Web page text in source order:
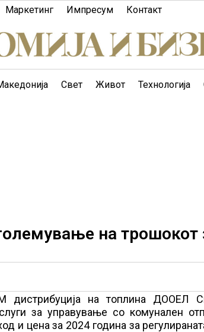
Маркетинг Импресум Контакт
Свет Живот Технологија
на трошокот
дистрибуција на топлина ДООЕЛ
за управување со комунален
и цена за 2024 година за